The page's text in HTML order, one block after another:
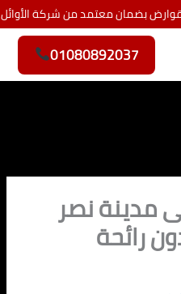
بضمان معتمد من شركة الأوائل
01080892037
مدينة نصر